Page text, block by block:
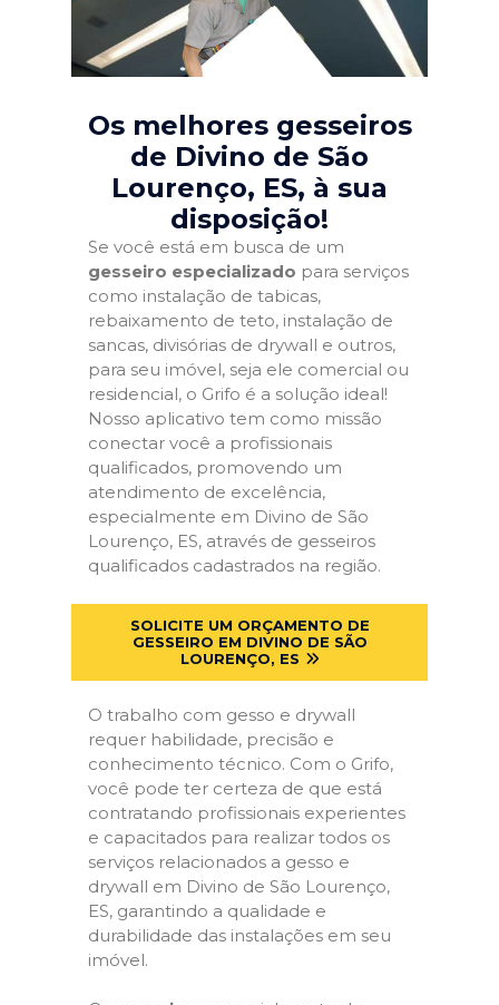
Os melhores gesseiros
de Divino de São
Lourenço, ES, à sua
disposição!
Se você está em busca de um
gesseiro especializado para serviços
como instalação de tabicas,
rebaixamento de teto, instalação de
sancas, divisórias de drywall e outros,
para seu imóvel, seja ele comercial ou
residencial, o Grifo é a solução ideal!
Nosso aplicativo tem como missão
conectar você a profissionais
qualificados, promovendo um
atendimento de excelência,
especialmente em Divino de São
Lourenço, ES, através de gesseiros
qualificados cadastrados na região.
SOLICITE UM ORÇAMENTO DE
GESSEIRO EM DIVINO DE SÃO
LOURENÇO, ES
O trabalho com gesso e drywall
requer habilidade, precisão e
conhecimento técnico. Com o Grifo,
você pode ter certeza de que está
contratando profissionais experientes
e capacitados para realizar todos os
serviços relacionados a gesso e
drywall em Divino de São Lourenço,
ES, garantindo a qualidade e
durabilidade das instalações em seu
imóvel.